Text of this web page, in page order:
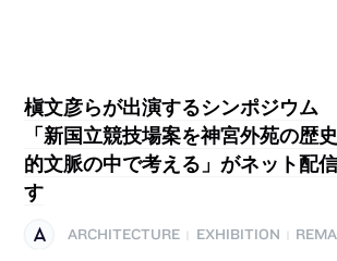
槇文彦らが出演するシンポジウム
「新国立競技場案を神宮外苑の歴史
的文脈の中で考える」がネット配
す
ARCHITECTURE EXHIBITION